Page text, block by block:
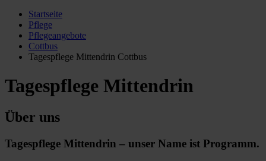
Startseite
Pflege
Pflegeangebote
Cottbus
Tagespflege Mittendrin Cottbus
Tagespflege Mittendrin
Über uns
Tagespflege Mittendrin – unser Name ist Programm.